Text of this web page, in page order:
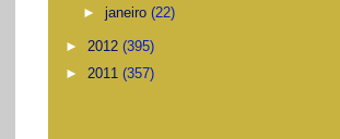
► janeiro (22)
► 2012 (395)
► 2011 (357)